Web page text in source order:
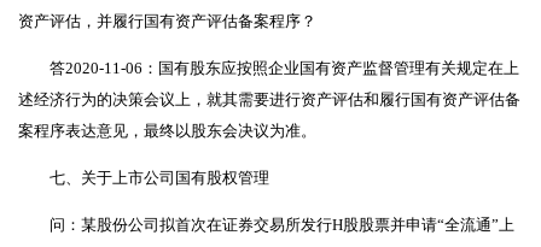
资产评估，并履行国有资产评估备案程序？
答2020-11-06：国有股东应按照企业国有资产监督管理有关规定在上
述经济行为的决策会议上，就其需要进行资产评估和履行国有资产评估备
案程序表达意见，最终以股东会决议为准。
七、关于上市公司国有股权管理
问：某股份公司拟首次在证券交易所发行H股股票并申请“全流通”上